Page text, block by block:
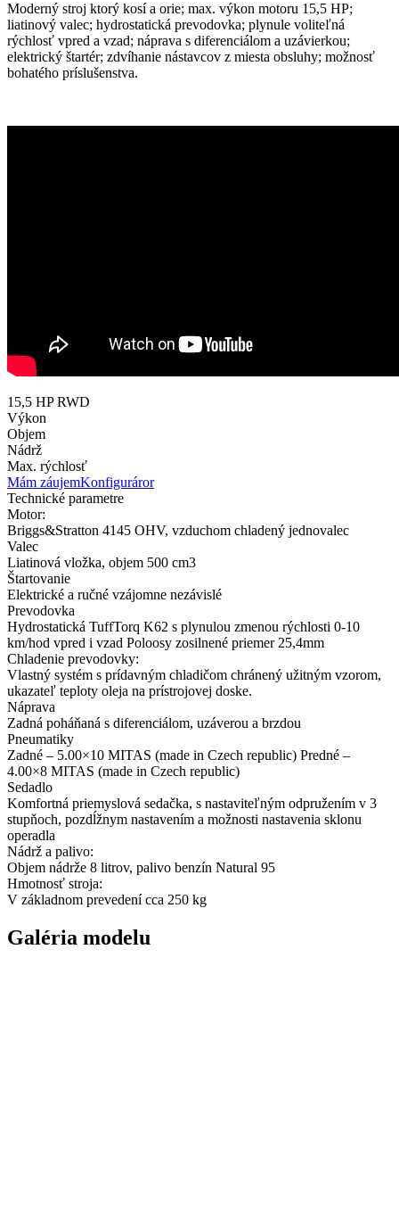
Moderný stroj ktorý kosí a orie; max. výkon motoru 15,5 HP;
liatinový valec; hydrostatická prevodovka; plynule voliteľná
rýchlosť vpred a vzad; náprava s diferenciálom a uzávierkou;
elektrický štartér; zdvíhanie nástavcov z miesta obsluhy; možnosť
bohatého príslušenstva.
15,5 HP RWD
Výkon
Objem
Nádrž
Max. rýchlosť
Mám záujemKonfiguráror
Technické parametre
Motor:
Briggs&Stratton 4145 OHV, vzduchom chladený jednovalec
Valec
Liatinová vložka, objem 500 cm3
Štartovanie
Elektrické a ručné vzájomne nezávislé
Prevodovka
Hydrostatická TuffTorq K62 s plynulou zmenou rýchlosti 0-10
km/hod vpred i vzad Poloosy zosilnené priemer 25,4mm
Chladenie prevodovky:
Vlastný systém s prídavným chladičom chránený užitným vzorom,
ukazateľ teploty oleja na prístrojovej doske.
Náprava
Zadná poháňaná s diferenciálom, uzáverou a brzdou
Pneumatiky
Zadné – 5.00×10 MITAS (made in Czech republic) Predné –
4.00×8 MITAS (made in Czech republic)
Sedadlo
Komfortná priemyslová sedačka, s nastaviteľným odpružením v 3
stupňoch, pozdĺžnym nastavením a možnosti nastavenia sklonu
operadla
Nádrž a palivo:
Objem nádrže 8 litrov, palivo benzín Natural 95
Hmotnosť stroja:
V základnom prevedení cca 250 kg
Galéria modelu